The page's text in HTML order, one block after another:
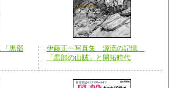
「黒部
伊藤正一写真集 源流の記憶
「黒部の山賊」と開拓時代